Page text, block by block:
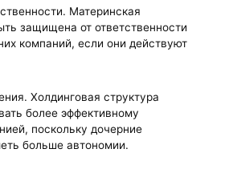
Материнская
защищена от ответственности
компаний, если они действуют
Холдинговая структура
более эффективному
поскольку дочерние
больше автономии.